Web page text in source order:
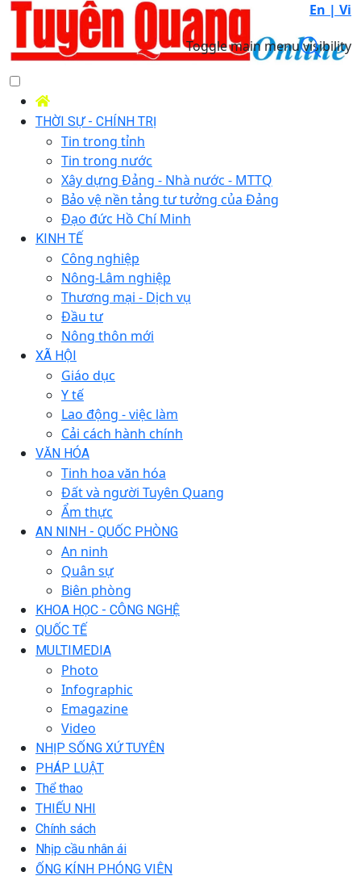
En | Vi
Toggle main menu visibility
THỜI SỰ - CHÍNH TRỊ
Tin trong tỉnh
Tin trong nước
Xây dựng Đảng - Nhà nước - MTTQ
Bảo vệ nền tảng tư tưởng của Đảng
Đạo đức Hồ Chí Minh
KINH TẾ
Công nghiệp
Nông-Lâm nghiệp
Thương mại - Dịch vụ
Đầu tư
Nông thôn mới
XÃ HỘI
Giáo dục
Y tế
Lao động - việc làm
Cải cách hành chính
VĂN HÓA
Tinh hoa văn hóa
Đất và người Tuyên Quang
Ẩm thực
AN NINH - QUỐC PHÒNG
An ninh
Quân sự
Biên phòng
KHOA HỌC - CÔNG NGHỆ
QUỐC TẾ
MULTIMEDIA
Photo
Infographic
Emagazine
Video
NHỊP SỐNG XỨ TUYÊN
PHÁP LUẬT
Thể thao
THIẾU NHI
Chính sách
Nhịp cầu nhân ái
ỐNG KÍNH PHÓNG VIÊN